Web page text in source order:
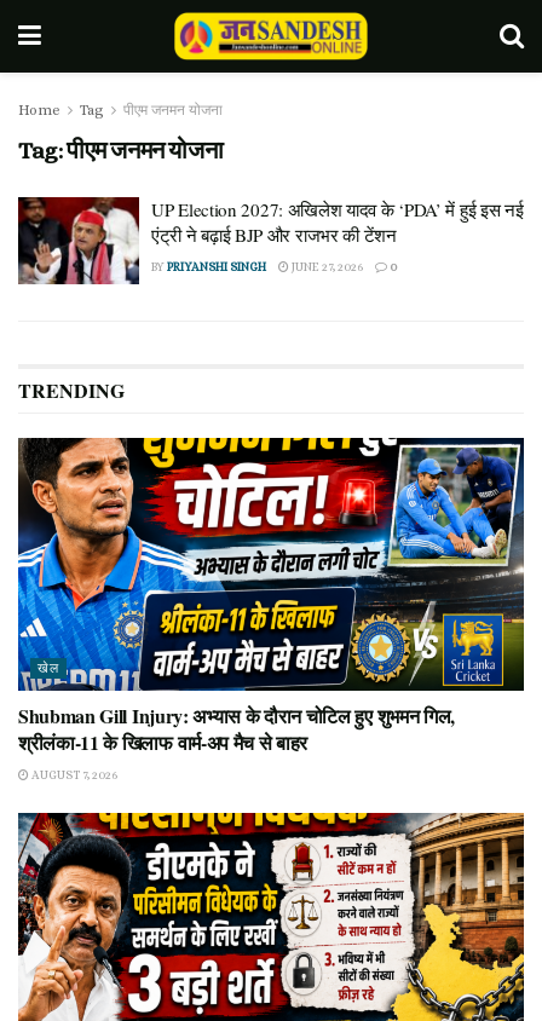
Home Tag पीएम जनमन योजना
Tag:पीएम जनमन योजना
UP Election 2027: अखिलेश यादव के ‘PDA’ में हुई इस नई
एंट्री ने बढ़ाई BJP और राजभर की टेंशन
BYPRIYANSHI SINGH JUNE 27, 2026 0
TRENDING
खेल
Shubman Gill Injury: अभ्यास के दौरान चोटिल हुए शुभमन गिल,
श्रीलंका-11 के खिलाफ वार्म-अप मैच से बाहर
AUGUST 7, 2026